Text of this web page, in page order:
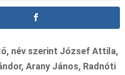
név szerint József Attila,
Arany János, Radnóti